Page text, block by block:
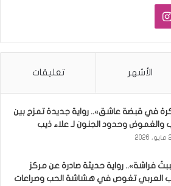
انستقرام
الأشهر تعليقات
في قبضة عاشق».. رواية جديدة تمزج بين
والغموض وحدود الجنون لـ علاء ذيب
فراشة».. رواية حديثة صادرة عن مركز
العربي تغوص في هشاشة الحب وصراعات